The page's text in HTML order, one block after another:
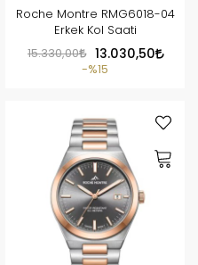
Roche Montre RMG6018-04
Erkek Kol Saati
15.330,00
13.030,50
%15